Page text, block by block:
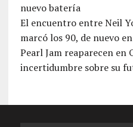
nuevo batería
El encuentro entre Neil
marcó los 90, de nuevo
Pearl Jam reaparecen en
incertidumbre sobre su